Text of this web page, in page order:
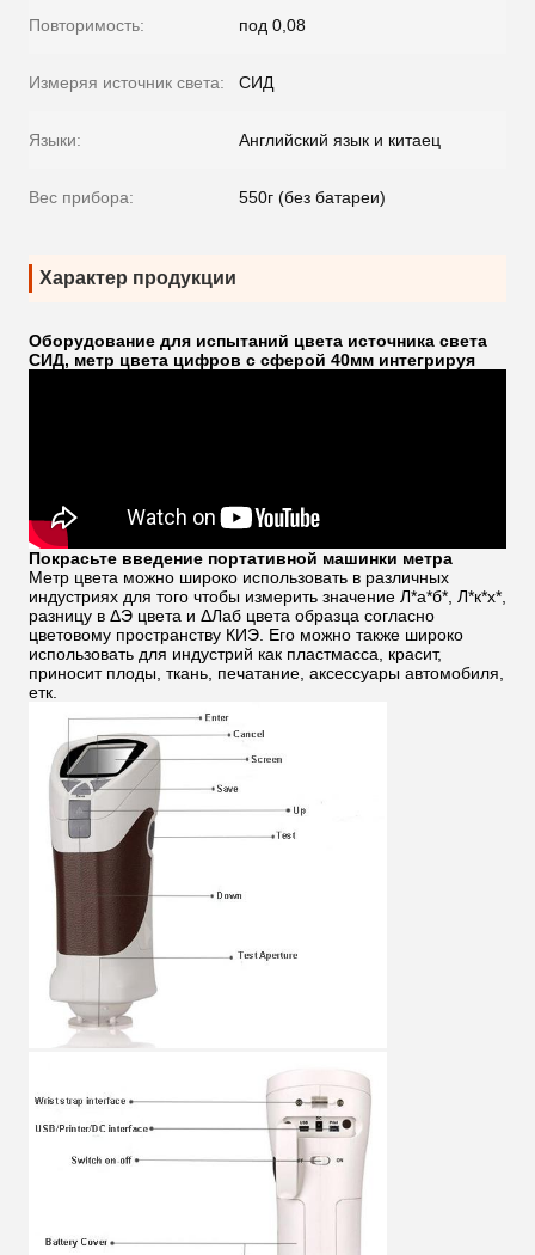
Повторимость: под 0,08
Измеряя источник света: СИД
Языки: Английский язык и китаец
Вес прибора: 550г (без батареи)
Характер продукции
Оборудование для испытаний цвета источника света
СИД, метр цвета цифров с сферой 40мм интегрируя
Покрасьте введение портативной машинки метра
Метр цвета можно широко использовать в различных
индустриях для того чтобы измерить значение Л*а*б*, Л*к*х*,
разницу в ΔЭ цвета и ΔЛаб цвета образца согласно
цветовому пространству КИЭ. Его можно также широко
использовать для индустрий как пластмасса, красит,
приносит плоды, ткань, печатание, аксессуары автомобиля,
етк.